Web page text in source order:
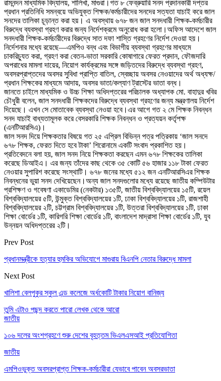
রামনন্দন মাধ্যমিক বিদ্যালয়, শালিখা, মাগুরা।গত ৮ ফেব্রুয়ারি সনদ প্রদানকারী দপ্তর
প্রধান প্রতিনিধি সমন্বয়ে অভিযুক্ত শিক্ষক/কর্মচারীদের সনদের সত্যতা যাচাই করে জাল
সনদের তালিকা চূড়ান্ত করা হয়। এ অবস্থায় ৬৭৮ জন জাল সনদধারী শিক্ষক-কর্মচারীর
বিরুদ্ধে ব্যবস্থা গ্রহণ করার জন্য নির্দেশক্রমে অনুরোধ করা হলো।অফিস আদেশে জাল
সনদধারী শিক্ষক-কর্মচারীদের বিরুদ্ধে সাত দফা শাস্তি গ্রহণের নির্দেশ দেওয়া হয়।
নির্দেশনার মধ্যে রয়েছে—এমপিও বন্ধ এবং বিভাগীয় ব্যবস্থা গ্রহণের মাধ্যমে
চাকরিচ্যুত করা, গ্রহণ করা বেতন-ভাতা সরকারি কোষাগারে ফেরত প্রদান, ফৌজদারি
অপরাধের মামলা দায়ের, নিয়োগ কার্যক্রমের সঙ্গে জড়িতদের বিরুদ্ধে ব্যবস্থা গ্রহণ,
অবসরপ্রাপ্তদের অবসর সুবিধা প্রাপ্তি বাতিল, স্বেচ্ছায় অবসর নেওয়াদের অর্থ অধ্যক্ষ/
প্রধান শিক্ষকের মাধ্যমে আদায়, অবসর ভাতা/কল্যাণ ট্রাস্টের ভাতা বন্ধ।
জানতে চাইলে মাধ্যমিক ও উচ্চ শিক্ষা অধিদপ্তরের পরিচালক অধ্যাপক মো. বাহাদুর খবির
চৌধুরী বলেন, জাল সনদধারী শিক্ষকদের বিরুদ্ধে ব্যবস্থা গ্রহণের জন্য মন্ত্রণালয় নির্দেশ
দিয়েছে। এখন সে মোতাবেক ব্যবস্থা নেওয়া হবে।এর আগে গত ২ মে শিক্ষক নিবন্ধন
সনদ যাচাই বাধ্যতামূলক করে বেসরকারি শিক্ষক নিবন্ধন ও প্রত্যয়ন কর্তৃপক্ষ
(এনটিআরসিএ)।
জাল সনদ দিয়ে শিক্ষকতার বিষয়ে গত ২৫ এপ্রিল বিভিন্ন পত্র পত্রিকায় ‘জাল সনদে
৬৭৮ শিক্ষক, ফেরত দিতে হবে টাকা’ শিরোনামে একটি সংবাদ প্রকাশিত হয়।
প্রতিবেদনে বলা হয়, জাল সনদ নিয়ে শিক্ষকতা করছেন এমন ৬৭৮ শিক্ষকের তালিকা
করেছে ডিআইএ। এর জন্য তাঁদের কাছ থেকে ৩৫ কোটি ৫৬ হাজার ১১৮ টাকা ফেরত
নেওয়ার সুপারিশ করেছে সংস্থাটি। ৬৭৮ জনের মধ্যে ৫১২ জন এনটিআরসিএর শিক্ষক
নিবন্ধনের ভুয়া সনদ দেখিয়েছেন।অন্য জাল সনদগুলোর মধ্যে রয়েছে জাতীয় কম্পিউটার
প্রশিক্ষণ ও গবেষণা একাডেমির (নেকটার) ১৩৫টি, জাতীয় বিশ্ববিদ্যালয়ের ১৫টি, রয়েল
বিশ্ববিদ্যালয়ের ৫টি, উন্মুক্ত বিশ্ববিদ্যালয়ের ১টি, ঢাকা বিশ্ববিদ্যালয়ের ১টি, রাজশাহী
বিশ্ববিদ্যালয়ের ২টি, চট্টগ্রাম বিশ্ববিদ্যালয়ের ১টি, উত্তরা বিশ্ববিদ্যালয়ের ১টি, ঢাকা
শিক্ষা বোর্ডের ১টি, কারিগরি শিক্ষা বোর্ডের ১টি, বাংলাদেশ মাদ্রাসা শিক্ষা বোর্ডের ১টি, যুব
উন্নয়ন অধিদপ্তরের ২টি।
Prev Post
প্রধানমন্ত্রীকে হত্যার হুমকির অভিযোগে মাগুরায় বিএনপি নেতার বিরুদ্ধে মামলা
Next Post
খালিশা বেলপুকুর স্কুল এন্ড কলেজে অর্ধকোটি টাকার নিয়োগ বানিজ্য
তুমি এটাও পছন্দ করতে পারো লেখক থেকে আরো
জাতীয়
১০৬ দলের অংশগ্রহণে শুরু দেশের বৃহত্তম ভিএলএসআই প্রতিযোগিতা
জাতীয়
এমপিওভুক্ত অবসরপ্রাপ্ত শিক্ষক-কর্মচারীরা যেভাবে পাবেন অবসরভাতা